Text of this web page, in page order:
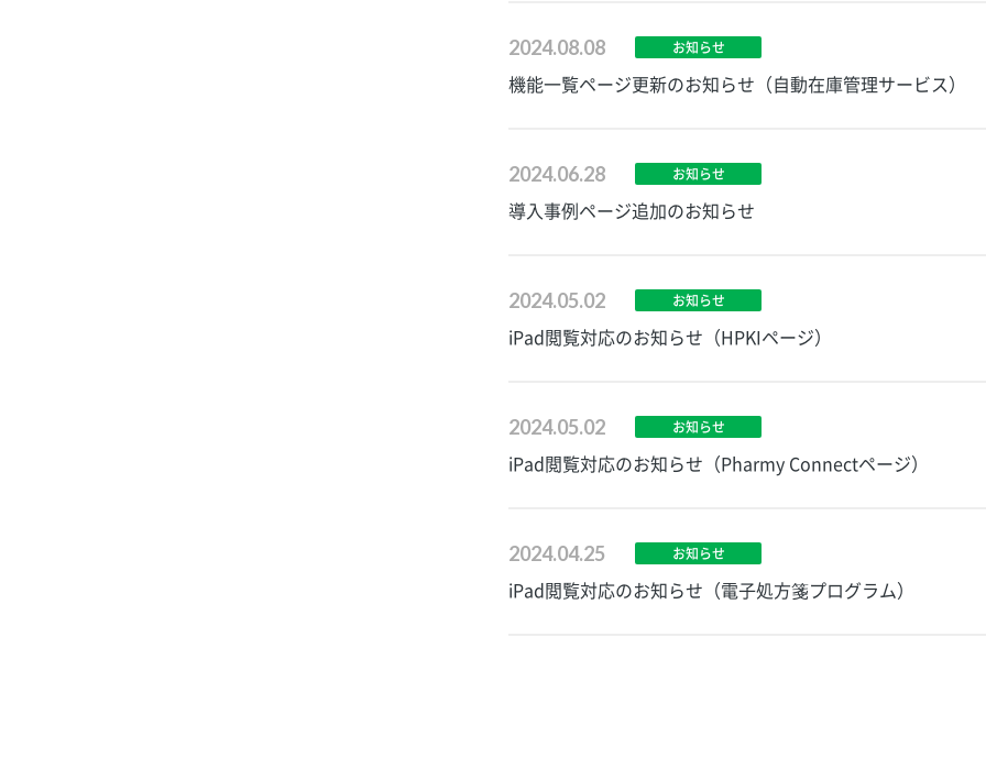
2024.08.08 お知らせ
機能一覧ページ更新のお知らせ（自動在庫管理サービス）
2024.06.28 お知らせ
導入事例ページ追加のお知らせ
2024.05.02 お知らせ
iPad閲覧対応のお知らせ（HPKIページ）
2024.05.02 お知らせ
iPad閲覧対応のお知らせ（Pharmy Connectページ）
2024.04.25 お知らせ
iPad閲覧対応のお知らせ（電子処方箋プログラム）